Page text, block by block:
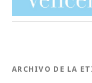
ARCHIVO DE LA